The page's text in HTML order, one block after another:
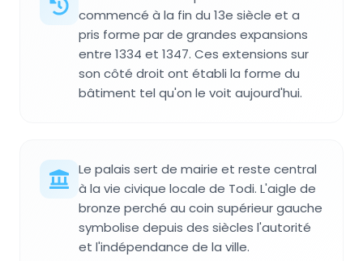
commencé à la fin du 13e siècle et a
pris forme par de grandes expansions
entre 1334 et 1347. Ces extensions sur
son côté droit ont établi la forme du
bâtiment tel qu'on le voit aujourd'hui.
Le palais sert de mairie et reste central
à la vie civique locale de Todi. L'aigle de
bronze perché au coin supérieur gauche
symbolise depuis des siècles l'autorité
et l'indépendance de la ville.